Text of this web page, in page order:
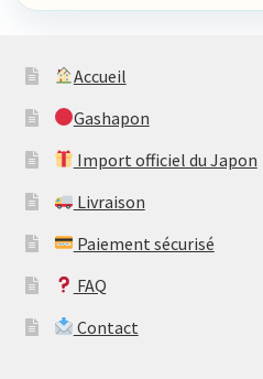
Accueil
Gashapon
Import officiel du Japon
Livraison
Paiement sécurisé
FAQ
Contact